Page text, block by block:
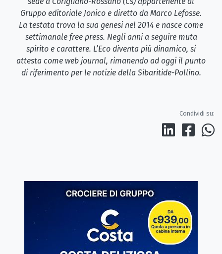
Gruppo editoriale Jonico e diretto da Marco Lefosse.
La testata trova la sua genesi nel 2014 e nasce come
settimanale free press. Negli anni a seguire muta
spirito e carattere. L’Eco diventa più dinamico, si
attesta come web journal, rimanendo ad oggi il punto
di riferimento per le notizie della Sibaritide-Pollino.
Condividi su: